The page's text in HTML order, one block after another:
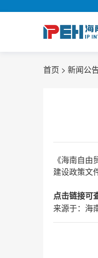
首页 > 新闻公
《海南自
建设政策文
点击链接可
来源于：海